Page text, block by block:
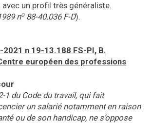
un profil très généraliste.
no88-40.036 F-D).
n 19-13.188 FS-PI, B.
européen des professions
1 du Code du travail, qui fait
un salarié notamment en raison
ou de son handicap, ne s’oppose